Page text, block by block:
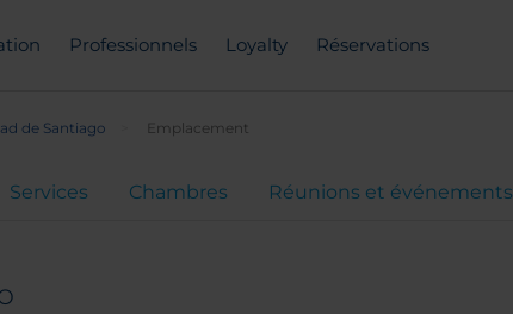
Professionnels Loyalty Réservations
de Santiago Emplacement
Services Chambres Réunions et événements